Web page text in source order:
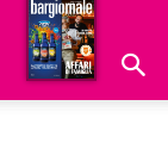
Hoteldomani